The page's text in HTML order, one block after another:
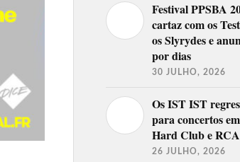
Festival PPSBA
cartaz com os
os Slyrydes e
por dias
30 JULHO, 2026
Os IST IST
para concertos
Hard Club e
26 JULHO, 2026